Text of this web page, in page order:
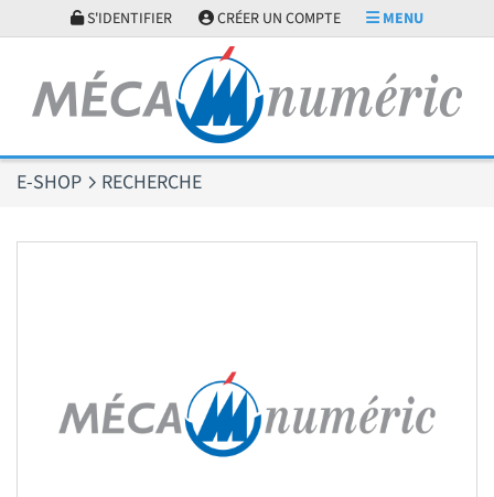
S'IDENTIFIER CRÉER UN COMPTE MENU
E-SHOP RECHERCHE
Panneau de gestion des cookies